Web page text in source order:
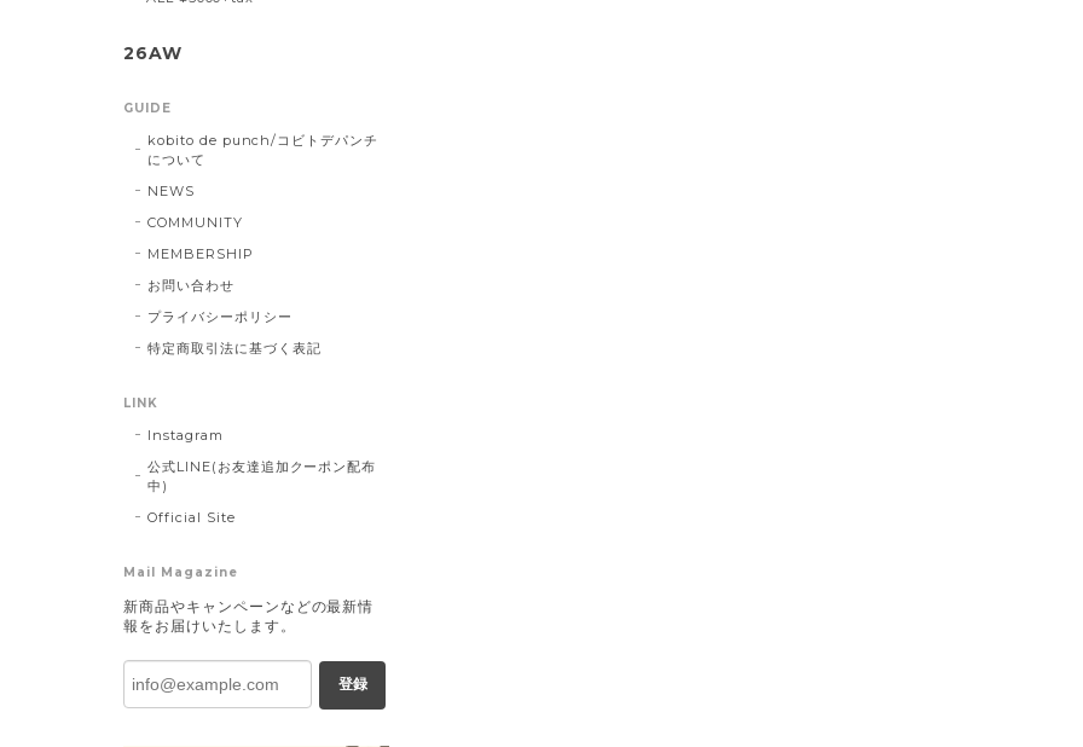
26AW
GUIDE
kobito de punch/コビトデパンチ
について
NEWS
COMMUNITY
MEMBERSHIP
お問い合わせ
プライバシーポリシー
特定商取引法に基づく表記
LINK
Instagram
公式LINE(お友達追加クーポン配布
中)
Official Site
Mail Magazine
新商品やキャンペーンなどの最新情
報をお届けいたします。
登録